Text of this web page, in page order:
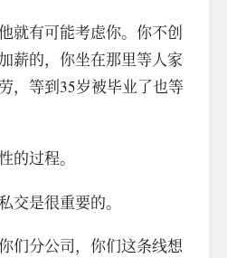
就有可能考虑你。你不创
薪的，你坐在那里等人家
，等到35岁被毕业了也等
的过程。
交是很重要的。
们分公司，你们这条线想